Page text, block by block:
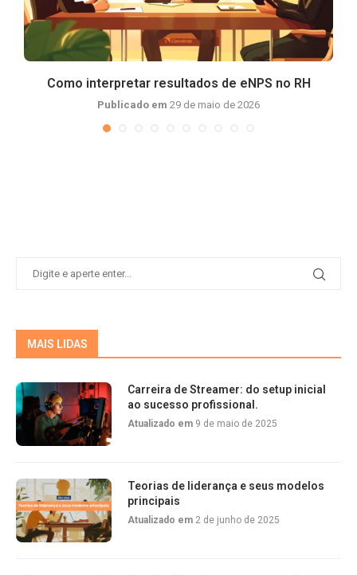
Como interpretar resultados de eNPS no RH
Publicado em 29 de maio de 2026
MAIS LIDAS
Carreira de Streamer: do setup inicial
ao sucesso profissional.
Atualizado em 9 de maio de 2025
Teorias de liderança e seus modelos
principais
Atualizado em 2 de junho de 2025